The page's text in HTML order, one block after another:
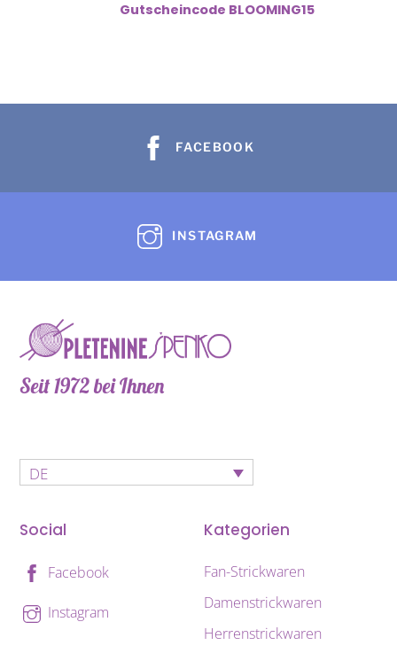
Gutscheincode BLOOMING15
FACEBOOK
INSTAGRAM
Seit 1972 bei Ihnen
DE
Social
Facebook
Instagram
Kategorien
Fan-Strickwaren
Damenstrickwaren
Herrenstrickwaren